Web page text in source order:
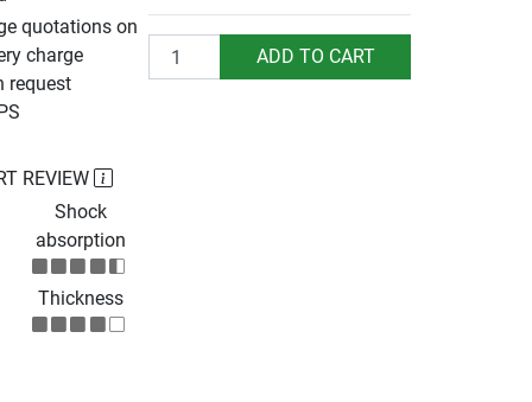
quotations on
charge
request
Quantity ADD TO CART
REVIEW
Shock
absorption
Thickness